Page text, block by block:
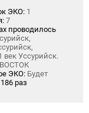
ЭКО: 1
7
проводилось
век Уссурийск.
ЭКО: Будет
186 раз